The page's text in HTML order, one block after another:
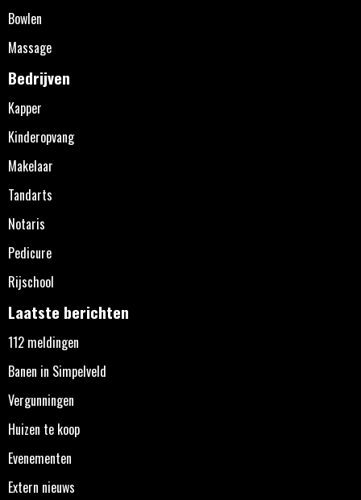
Bowlen
Massage
Bedrijven
Kapper
Kinderopvang
Makelaar
Tandarts
Notaris
Pedicure
Rijschool
Laatste berichten
112 meldingen
Banen in Simpelveld
Vergunningen
Huizen te koop
Evenementen
Extern nieuws